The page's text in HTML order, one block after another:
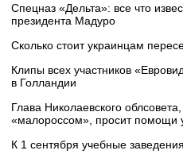
Cпецназ «Дельта»: все что
президента Мадуро
Сколько стоит украинцам
Клипы всех участников
в Голландии
Глава Николаевского
«малороссом», просит помощи
К 1 сентября учебные